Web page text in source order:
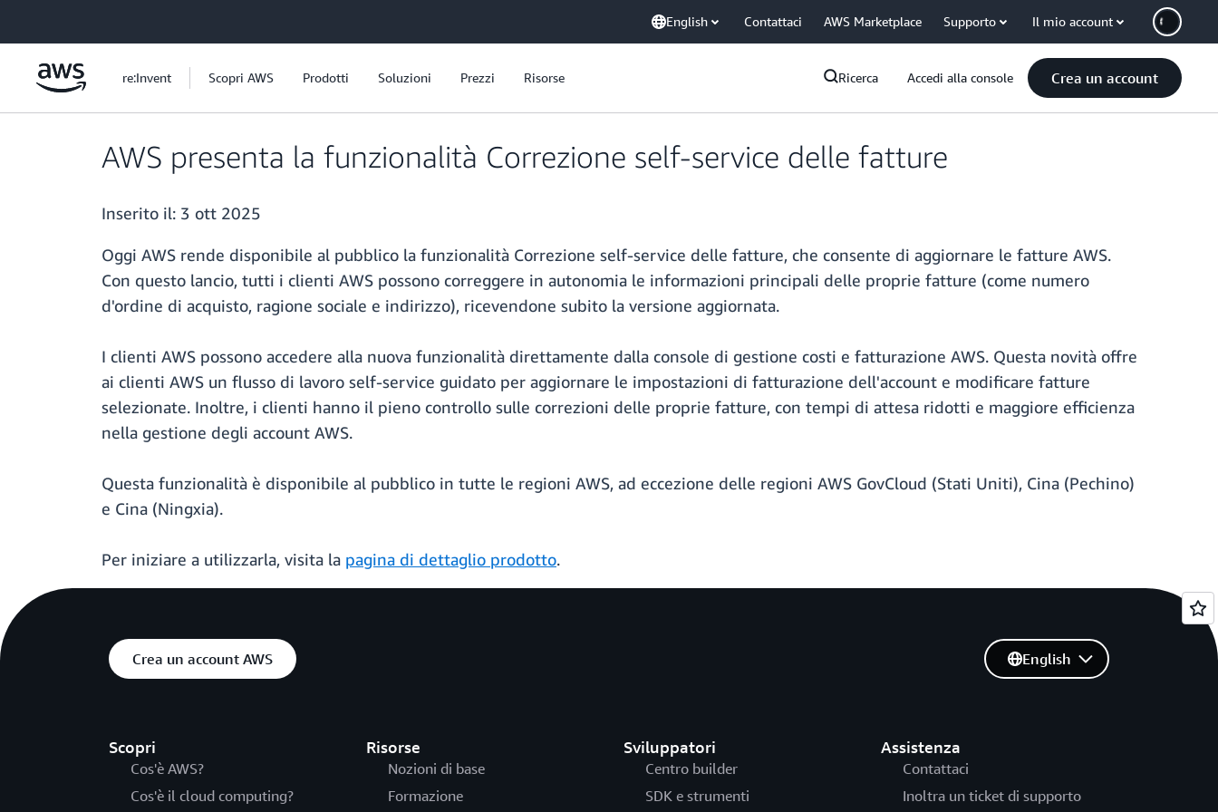
English Contattaci AWS Marketplace Supporto Il mio account
re:Invent Scopri AWS Prodotti Soluzioni Prezzi Risorse Ricerca Accedi alla console Crea un account
AWS presenta la funzionalità Correzione self-service delle fatture
Inserito il: 3 ott 2025
Oggi AWS rende disponibile al pubblico la funzionalità Correzione self-service delle fatture, che consente di aggiornare le fatture AWS.
Con questo lancio, tutti i clienti AWS possono correggere in autonomia le informazioni principali delle proprie fatture (come numero
d'ordine di acquisto, ragione sociale e indirizzo), ricevendone subito la versione aggiornata.
I clienti AWS possono accedere alla nuova funzionalità direttamente dalla console di gestione costi e fatturazione AWS. Questa novità offre
ai clienti AWS un flusso di lavoro self-service guidato per aggiornare le impostazioni di fatturazione dell'account e modificare fatture
selezionate. Inoltre, i clienti hanno il pieno controllo sulle correzioni delle proprie fatture, con tempi di attesa ridotti e maggiore efficienza
nella gestione degli account AWS.
Questa funzionalità è disponibile al pubblico in tutte le regioni AWS, ad eccezione delle regioni AWS GovCloud (Stati Uniti), Cina (Pechino)
e Cina (Ningxia).
Per iniziare a utilizzarla, visita la pagina di dettaglio prodotto.
Crea un account AWS
Scopri
Cos'è AWS?
Cos'è il cloud computing?
Risorse
Nozioni di base
Formazione
Sviluppatori
Centro builder
SDK e strumenti
Assistenza
Contattaci
Inoltra un ticket di supporto
English